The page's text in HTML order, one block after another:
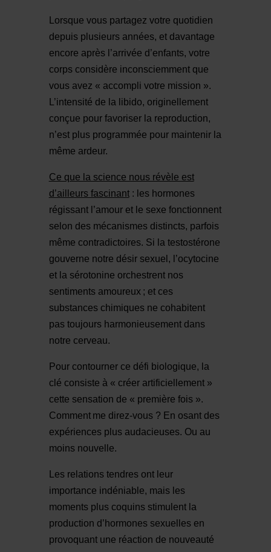
Lorsque vous partagez votre quotidien
depuis plusieurs années, et davantage
encore après l’arrivée d’enfants, votre
corps considère inconsciemment que
vous avez « accompli votre mission ».
L’intensité de la libido, originellement
conçue pour favoriser la reproduction,
n’est plus programmée pour maintenir la
même ardeur.
Ce que la science nous révèle est
d’ailleurs fascinant: les hormones
régissant l’amour et le sexe fonctionnent
selon des mécanismes distincts, parfois
même contradictoires. Si la testostérone
gouverne notre désir sexuel, l’ocytocine
et la sérotonine orchestrent nos
sentiments amoureux ; et ces
substances chimiques ne cohabitent
pas toujours harmonieusement dans
notre cerveau.
Pour contourner ce défi biologique, la
clé consiste à « créer artificiellement »
cette sensation de « première fois ».
Comment me direz-vous ? En osant des
expériences plus audacieuses. Ou au
moins nouvelle.
Les relations tendres ont leur
importance indéniable, mais les
moments plus coquins stimulent la
production d’hormones sexuelles en
provoquant une réaction de nouveauté